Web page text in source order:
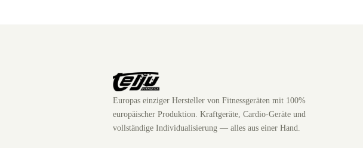
Europas einziger Hersteller von Fitnessgeräten mit 100%
europäischer Produktion. Kraftgeräte, Cardio-Geräte und
vollständige Individualisierung — alles aus einer Hand.